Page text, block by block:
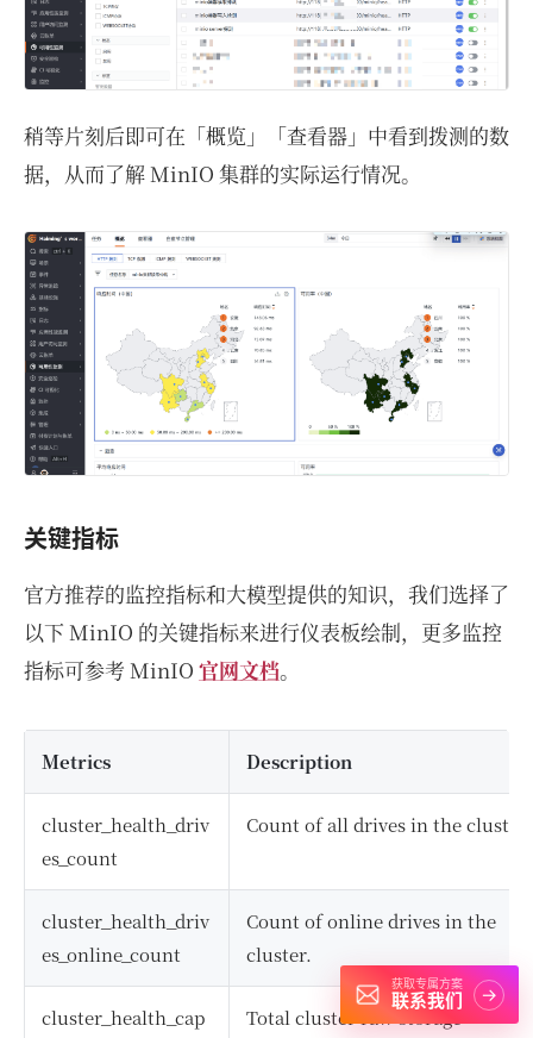
稍等片刻后即可在「概览」「查看器」中看到拨测的数
据，从而了解 MinIO 集群的实际运行情况。
关键指标
官方推荐的监控指标和大模型提供的知识，我们选择了
以下 MinIO 的关键指标来进行仪表板绘制，更多监控
指标可参考 MinIO 官网文档。
Metrics Description
cluster_health_driv
es_count
Count of all drives in the cluster.
cluster_health_driv
es_online_count
Count of online drives in the
cluster.
cluster_health_cap
Total cluster raw storage
获取专属方案
联系我们 →